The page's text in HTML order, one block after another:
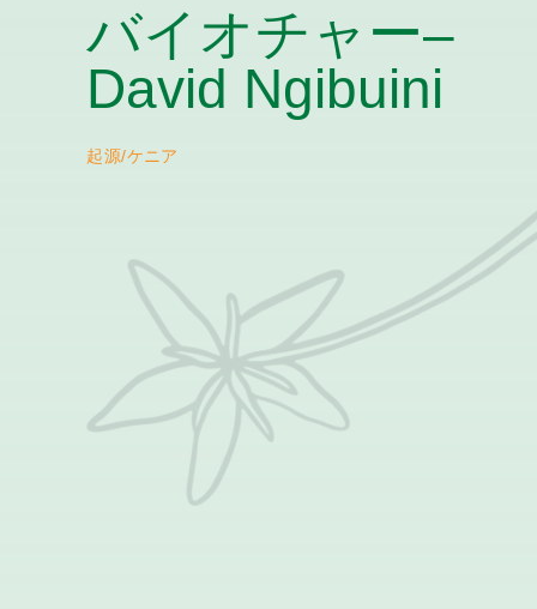
バイオチャー–
David Ngibuini
起源/ケニア